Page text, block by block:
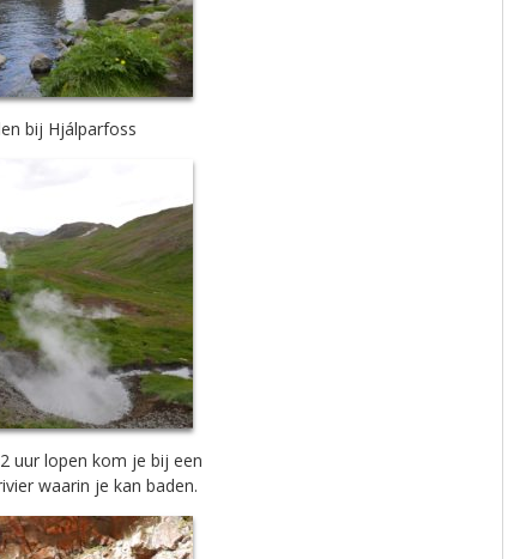
bij Hjálparfoss
uur lopen kom je bij een
waarin je kan baden.